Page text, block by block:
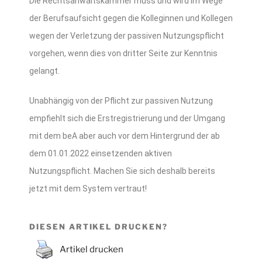
der Berufsaufsicht gegen die Kolleginnen und Kollegen
wegen der Verletzung der passiven Nutzungspflicht
vorgehen, wenn dies von dritter Seite zur Kenntnis
gelangt.
Unabhängig von der Pflicht zur passiven Nutzung
empfiehlt sich die Erstregistrierung und der Umgang
mit dem beA aber auch vor dem Hintergrund der ab
dem 01.01.2022 einsetzenden aktiven
Nutzungspflicht. Machen Sie sich deshalb bereits
jetzt mit dem System vertraut!
DIESEN ARTIKEL DRUCKEN?
Artikel drucken